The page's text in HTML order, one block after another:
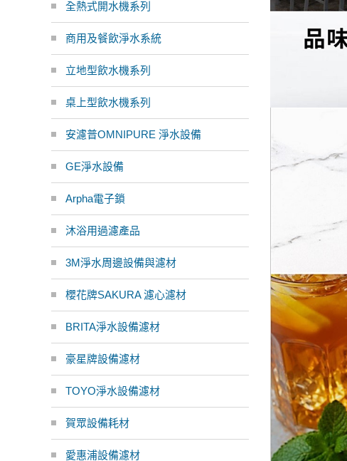
全熱式開水機系列
商用及餐飲淨水系統
立地型飲水機系列
桌上型飲水機系列
安濾普OMNIPURE 淨水設備
GE淨水設備
Arpha電子鎖
沐浴用過濾產品
3M淨水周邊設備與濾材
櫻花牌SAKURA 濾心濾材
BRITA淨水設備濾材
豪星牌設備濾材
TOYO淨水設備濾材
賀眾設備耗材
愛惠浦設備濾材